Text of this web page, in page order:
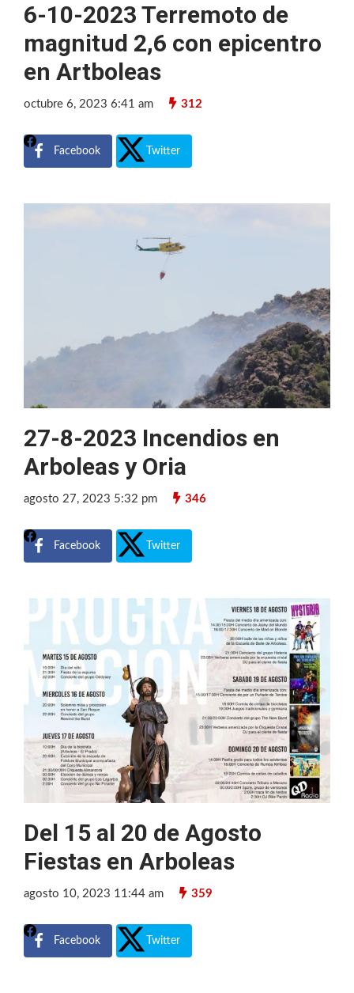
6-10-2023 Terremoto de
magnitud 2,6 con epicentro
en Artboleas
octubre 6, 2023 6:41 am 312
Facebook Twitter
27-8-2023 Incendios en
Arboleas y Oria
agosto 27, 2023 5:32 pm 346
Facebook Twitter
Del 15 al 20 de Agosto
Fiestas en Arboleas
agosto 10, 2023 11:44 am 359
Facebook Twitter